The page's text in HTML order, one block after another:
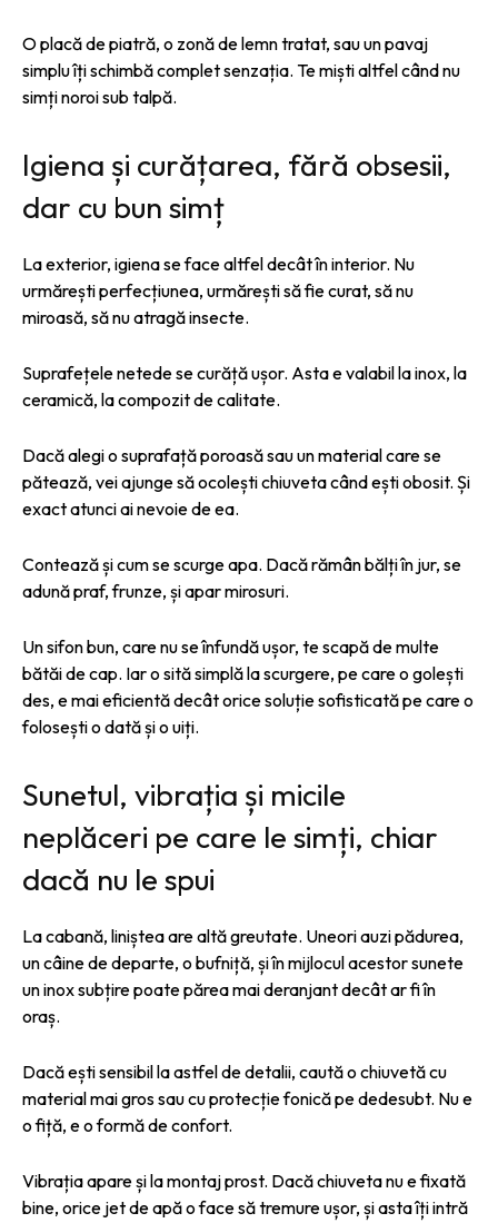
O placă de piatră, o zonă de lemn tratat, sau un pavaj
simplu îți schimbă complet senzația. Te miști altfel când nu
simți noroi sub talpă.
Igiena și curățarea, fără obsesii,
dar cu bun simț
La exterior, igiena se face altfel decât în interior. Nu
urmărești perfecțiunea, urmărești să fie curat, să nu
miroasă, să nu atragă insecte.
Suprafețele netede se curăță ușor. Asta e valabil la inox, la
ceramică, la compozit de calitate.
Dacă alegi o suprafață poroasă sau un material care se
pătează, vei ajunge să ocolești chiuveta când ești obosit. Și
exact atunci ai nevoie de ea.
Contează și cum se scurge apa. Dacă rămân bălți în jur, se
adună praf, frunze, și apar mirosuri.
Un sifon bun, care nu se înfundă ușor, te scapă de multe
bătăi de cap. Iar o sită simplă la scurgere, pe care o golești
des, e mai eficientă decât orice soluție sofisticată pe care o
folosești o dată și o uiți.
Sunetul, vibrația și micile
neplăceri pe care le simți, chiar
dacă nu le spui
La cabană, liniștea are altă greutate. Uneori auzi pădurea,
un câine de departe, o bufniță, și în mijlocul acestor sunete
un inox subțire poate părea mai deranjant decât ar fi în
oraș.
Dacă ești sensibil la astfel de detalii, caută o chiuvetă cu
material mai gros sau cu protecție fonică pe dedesubt. Nu e
o fiță, e o formă de confort.
Vibrația apare și la montaj prost. Dacă chiuveta nu e fixată
bine, orice jet de apă o face să tremure ușor, și asta îți intră